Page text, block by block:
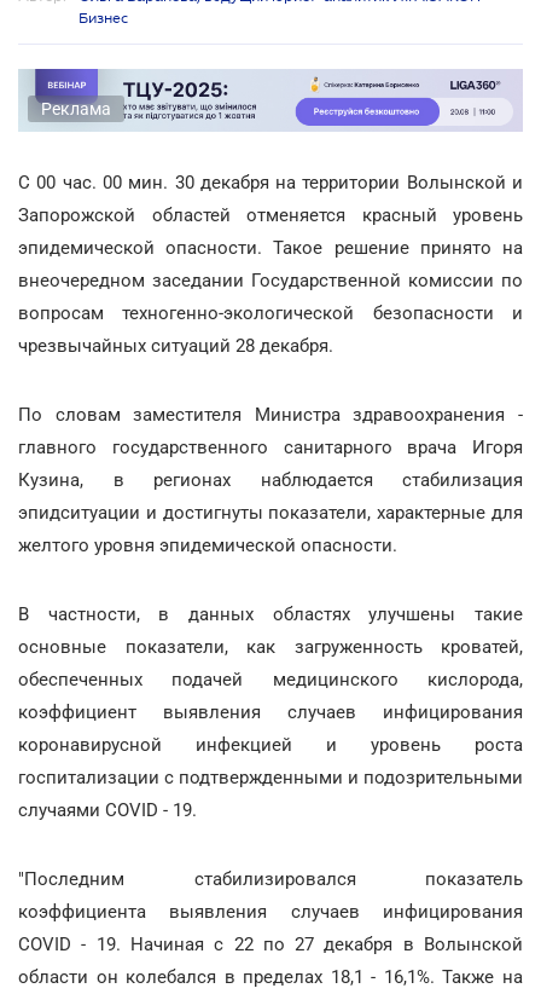
Бизнес
Реклама
С 00 час. 00 мин. 30 декабря на территории Волынской и
Запорожской областей отменяется красный уровень
эпидемической опасности. Такое решение принято на
внеочередном заседании Государственной комиссии по
вопросам техногенно-экологической безопасности и
чрезвычайных ситуаций 28 декабря.
По словам заместителя Министра здравоохранения -
главного государственного санитарного врача Игоря
Кузина, в регионах наблюдается стабилизация
эпидситуации и достигнуты показатели, характерные для
желтого уровня эпидемической опасности.
В частности, в данных областях улучшены такие
основные показатели, как загруженность кроватей,
обеспеченных подачей медицинского кислорода,
коэффициент выявления случаев инфицирования
коронавирусной инфекцией и уровень роста
госпитализации с подтвержденными и подозрительными
случаями COVID - 19.
"Последним стабилизировался показатель
коэффициента выявления случаев инфицирования
COVID - 19. Начиная с 22 по 27 декабря в Волынской
области он колебался в пределах 18,1 - 16,1%. Также на